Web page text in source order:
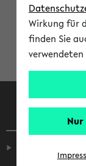
Wirkung für
finden Sie
Nur